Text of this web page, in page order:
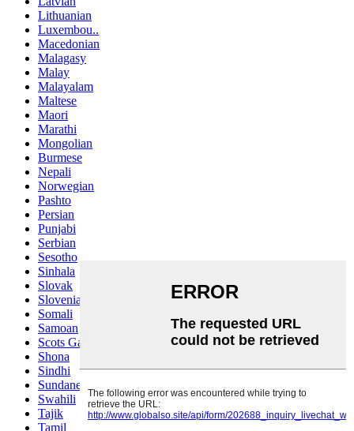
Lithuanian
Luxembou..
Macedonian
Malagasy
Malay
Malayalam
Maltese
Maori
Marathi
Mongolian
Burmese
Nepali
Norwegian
Pashto
Persian
Punjabi
Serbian
Sesotho
Sinhala
Slovak
Slovenian
Somali
Samoan
Scots Gaelic
Shona
Sindhi
Sundanese
Swahili
Tajik
Tamil